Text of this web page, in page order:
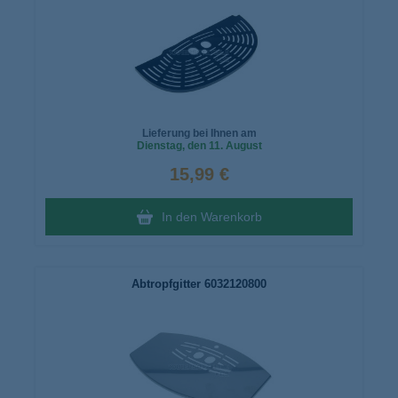
Lieferung bei Ihnen am
Dienstag, den 11. August
15,99 €
In den Warenkorb
Abtropfgitter 6032120800